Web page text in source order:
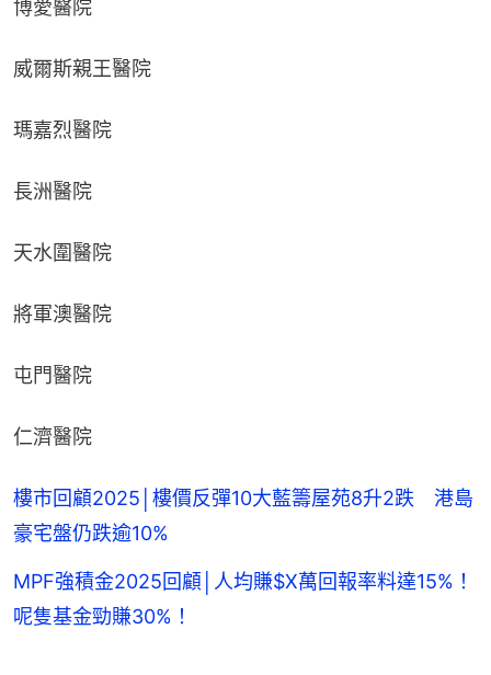
博愛醫院
威爾斯親王醫院
瑪嘉烈醫院
長洲醫院
天水圍醫院
將軍澳醫院
屯門醫院
仁濟醫院
樓市回顧2025│樓價反彈10大藍籌屋苑8升2跌 港島
豪宅盤仍跌逾10%
MPF強積金2025回顧│人均賺$X萬回報率料達15%！
呢隻基金勁賺30%！